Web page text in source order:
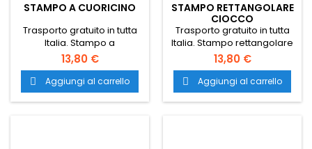
STAMPO A CUORICINO
Trasporto gratuito in tutta
Italia. Stampo a
cuoricino. stampo
professionale per
pasticceria. stampi nuovi
per pasticceria. stampo
professionale per dolci.
13,80 €
 Aggiungi al carrello
STAMPO RETTANGOLARE
CIOCCO
Trasporto gratuito in tutta
Italia. Stampo rettangolare
ciocco. stampo
professionale per
pasticceria. stampi nuovi
per pasticceria. stampo
professionale per dolci.
13,80 €
 Aggiungi al carrello